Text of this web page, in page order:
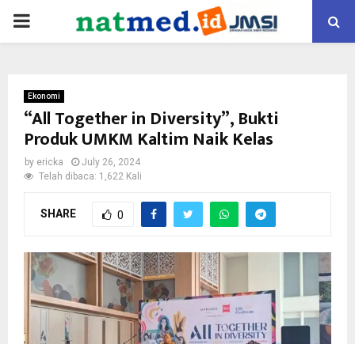
PRIMARY
Ekonomi
“All Together in Diversity”, Bukti
Produk UMKM Kaltim Naik Kelas
by ericka
July 26, 2024
Telah dibaca: 1,622 Kali
SHARE 0